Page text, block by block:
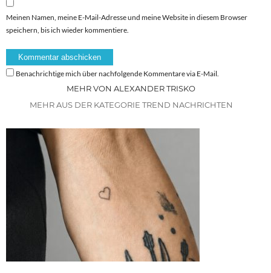
Meinen Namen, meine E-Mail-Adresse und meine Website in diesem Browser
speichern, bis ich wieder kommentiere.
Benachrichtige mich über nachfolgende Kommentare via E-Mail.
MEHR VON ALEXANDER TRISKO
MEHR AUS DER KATEGORIE TREND NACHRICHTEN